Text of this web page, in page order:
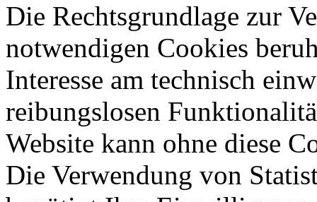
Die Rechtsgrundlage zur
notwendigen Cookies
Interesse am technisch
reibungslosen
Website kann ohne diese
Die Verwendung von